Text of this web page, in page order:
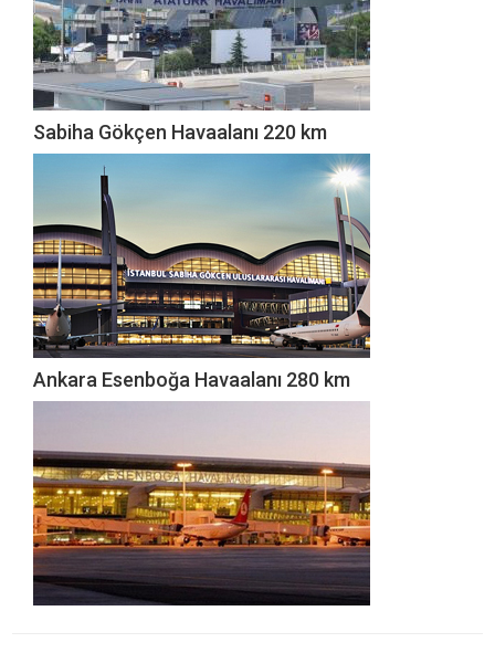
Sabiha Gökçen Havaalanı 220 km
Ankara Esenboğa Havaalanı 280 km